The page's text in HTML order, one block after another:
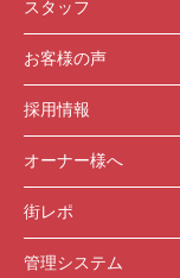
スタッフ
お客様の声
採用情報
オーナー様へ
街レポ
管理システム